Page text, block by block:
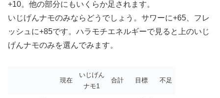
+10。他の部分にもいくらか足されます。
いじげんナモのみならどうでしょう。サワーに+65、フレ
ッシュに+85です。ハラモチエネルギーで見ると上のいじ
げんナモのみを選んでみます。
現在
いじげん
ナモ1
合計 目標 不足